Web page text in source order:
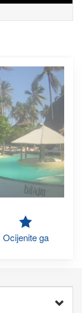
Ocijenite ga